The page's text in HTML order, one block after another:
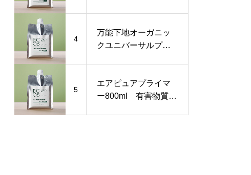
4
万能下地オーガニッ
クユニバーサルプラ
5
エアピュアプライマ
ー800ml 有害物質を